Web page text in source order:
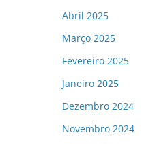
Abril 2025
Março 2025
Fevereiro 2025
Janeiro 2025
Dezembro 2024
Novembro 2024